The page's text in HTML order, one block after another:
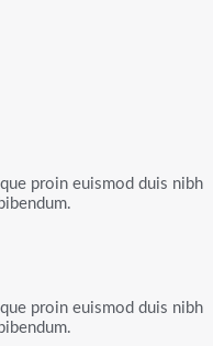
proin euismod duis nibh
proin euismod duis nibh